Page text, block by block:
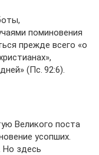
поминовения
прежде всего «о
(Пс. 92:6).
Великого поста
усопших.
Но здесь